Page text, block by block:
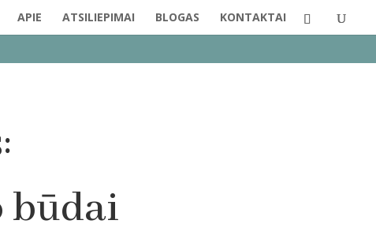
APIE ATSILIEPIMAI BLOGAS KONTAKTAI
būdai